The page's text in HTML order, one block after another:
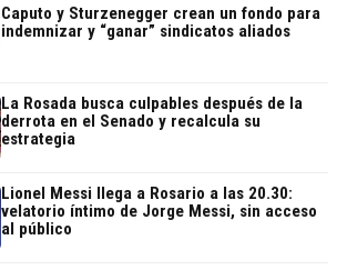
Caputo y Sturzenegger crean un fondo para
indemnizar y “ganar” sindicatos aliados
La Rosada busca culpables después de la
derrota en el Senado y recalcula su
estrategia
Lionel Messi llega a Rosario a las 20.30:
velatorio íntimo de Jorge Messi, sin acceso
al público